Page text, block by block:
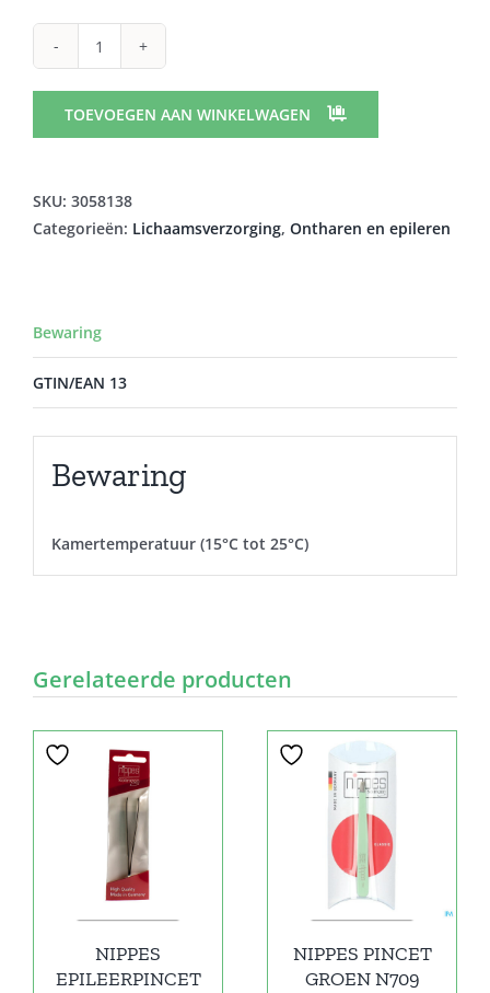
VITRY
EPILEERPINCET
EXTRA
SPITSE
1029Y
aantal
TOEVOEGEN AAN WINKELWAGEN
SKU: 3058138
Categorieën: Lichaamsverzorging, Ontharen en epileren
Bewaring
GTIN/EAN 13
Bewaring
Kamertemperatuur (15°C tot 25°C)
Gerelateerde producten
NIPPES
EPILEERPINCET
NIPPES PINCET
GROEN N709